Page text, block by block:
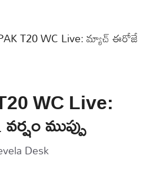
T20 WC Live: మ్యాచ్ ఈరోజే
WC Live:
ముప్పు
Desk